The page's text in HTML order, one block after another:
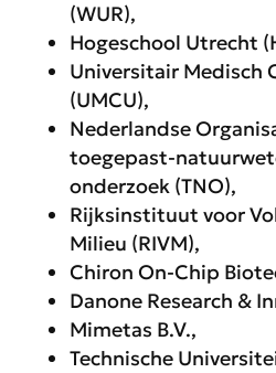
(WUR),
Hogeschool Utrecht
Universitair Medisch
(UMCU),
Nederlandse
toegepast-
onderzoek (TNO),
Rijksinstituut voor
Milieu (RIVM),
Chiron On-Chip
Danone Research &
Mimetas B.V.,
Technische